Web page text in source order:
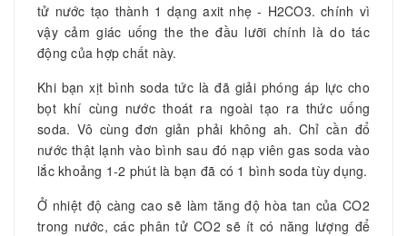
tử nước tạo thành 1 dạng axit nhẹ - H2CO3. chính vì
vậy cảm giác uống the the đầu lưỡi chính là do tác
động của hợp chất này.
Khi bạn xịt bình soda tức là đã giải phóng áp lực cho
bọt khí cùng nước thoát ra ngoài tạo ra thức uống
soda. Vô cùng đơn giản phải không ah. Chỉ cần đổ
nước thật lạnh vào bình sau đó nạp viên gas soda vào
lắc khoảng 1-2 phút là bạn đã có 1 bình soda tùy dụng.
Ở nhiệt độ càng cao sẽ làm tăng độ hòa tan của CO2
trong nước, các phân tử CO2 sẽ ít có năng lượng để